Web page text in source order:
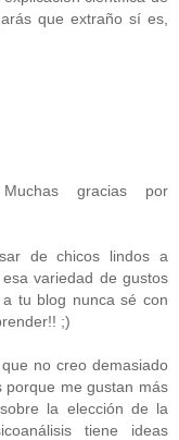
que extraño sí es,
gracias por
de chicos lindos a
variedad de gustos
tu blog nunca sé con
;)
no creo demasiado
me gustan más
la elección de la
tiene ideas